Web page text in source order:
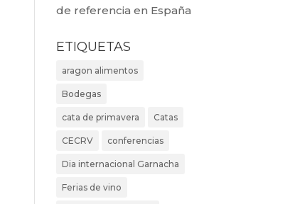
de referencia en España
ETIQUETAS
aragon alimentos
Bodegas
cata de primavera Catas
CECRV conferencias
Dia internacional Garnacha
Ferias de vino